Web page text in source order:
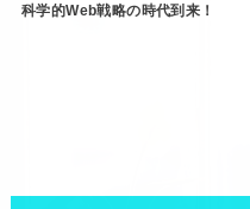
科学的Web戦略の時代到来！